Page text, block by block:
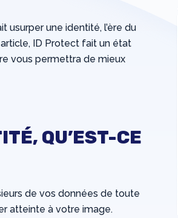
usurper une identité, l’ère du
ID Protect fait un état
vous permettra de mieux
QU’EST-CE
de vos données de toute
atteinte à votre image.